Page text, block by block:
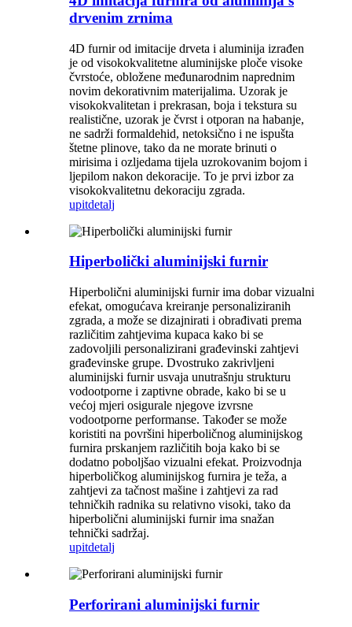
drvenim zrnima
4D furnir od imitacije drveta i aluminija izrađen
je od visokokvalitetne aluminijske ploče visoke
čvrstoće, obložene međunarodnim naprednim
novim dekorativnim materijalima. Uzorak je
visokokvalitetan i prekrasan, boja i tekstura su
realistične, uzorak je čvrst i otporan na habanje,
ne sadrži formaldehid, netoksično i ne ispušta
štetne plinove, tako da ne morate brinuti o
mirisima i ozljedama tijela uzrokovanim bojom i
ljepilom nakon dekoracije. To je prvi izbor za
visokokvalitetnu dekoraciju zgrada.
upitdetalj
Hiperbolički aluminijski furnir
Hiperbolični aluminijski furnir ima dobar vizualni
efekat, omogućava kreiranje personaliziranih
zgrada, a može se dizajnirati i obrađivati ​​prema
različitim zahtjevima kupaca kako bi se
zadovoljili personalizirani građevinski zahtjevi
građevinske grupe. Dvostruko zakrivljeni
aluminijski furnir usvaja unutrašnju strukturu
vodootporne i zaptivne obrade, kako bi se u
većoj mjeri osigurale njegove izvrsne
vodootporne performanse. Također se može
koristiti na površini hiperboličnog aluminijskog
furnira prskanjem različitih boja kako bi se
dodatno poboljšao vizualni efekat. Proizvodnja
hiperboličkog aluminijskog furnira je teža, a
zahtjevi za tačnost mašine i zahtjevi za rad
tehničkih radnika su relativno visoki, tako da
hiperbolični aluminijski furnir ima snažan
tehnički sadržaj.
upitdetalj
Perforirani aluminijski furnir